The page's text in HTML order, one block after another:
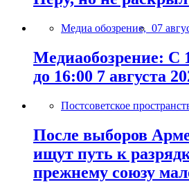
Медиа обозрение, 07
Медиаобозрение: С
до 16:00 7 августа
Постсоветское
После выборов
ищут путь к
прежнему союзу